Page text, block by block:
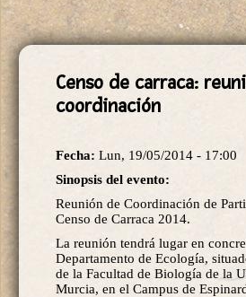
Censo de carraca:
coordinación
Fecha: Lun, 19/05/2014 - 17:00
Sinopsis del evento:
Reunión de Coordinación de
Censo de Carraca 2014.
La reunión tendrá lugar en
Departamento de Ecología,
de la Facultad de Biología de la
Murcia, en el Campus de